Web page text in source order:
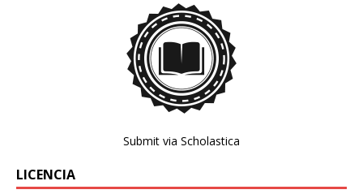
Submit via Scholastica
LICENCIA